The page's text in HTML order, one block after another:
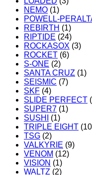
NEMO (1)
POWELL-
REBIRTH (1)
RIPTIDE (24)
ROCKASOX (3)
ROCKET (6)
S-ONE (2)
SANTA CRUZ (1)
SEISMIC (7)
SKF (4)
SLIDE PERFECT
SUPER7 (1)
SUSHI
(1)
TRIPLE EIGHT
TSG (2)
VALKYRIE (9)
VENOM (12)
VISION (1)
WALTZ (2)